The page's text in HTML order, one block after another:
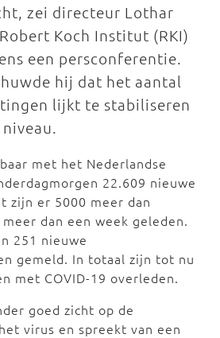
zei directeur Lothar
Koch Institut (RKI)
een persconferentie.
hij dat het aantal
lijkt te stabiliseren
met het Nederlandse
22.609 nieuwe
zijn er 5000 meer dan
dan een week geleden.
251 nieuwe
gemeld. In totaal zijn tot nu
met COVID-19 overleden.
goed zicht op de
virus en spreekt van een